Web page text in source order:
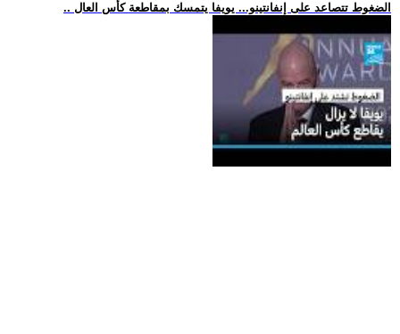
.. الضغوط تتصاعد على إنفانتينو... يويفا يتمسك بمقاطعة كأس العال